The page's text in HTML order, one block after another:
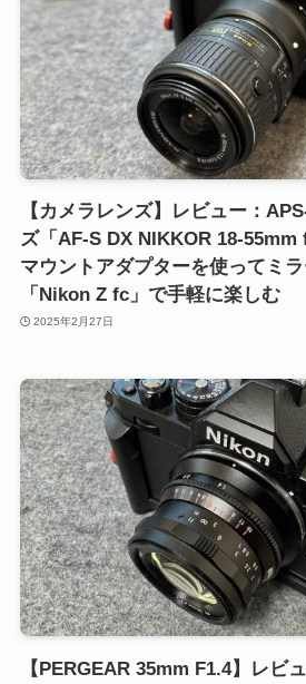
【カメラレンズ】レビュー：
ズ「AF-S DX NIKKOR 18-55mm
マウントアダプターを使ってミ
「Nikon Z fc」で手軽に楽しむ
2025年2月27日
【PERGEAR 35mm F1.4】レビ